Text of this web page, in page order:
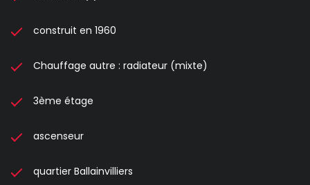
construit en 1960
Chauffage autre : radiateur (mixte)
3ème étage
ascenseur
quartier Ballainvilliers